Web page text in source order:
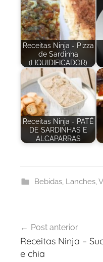
Receitas Ninja - Pizza
de Sardinha
(LIQUIDIFICADOR)
Receitas Ninja - PATÊ
DE SARDINHAS E
ALCAPARRAS
Bebidas, Lanches,
de
Post
Post anterior
Receitas Ninja –
e chia